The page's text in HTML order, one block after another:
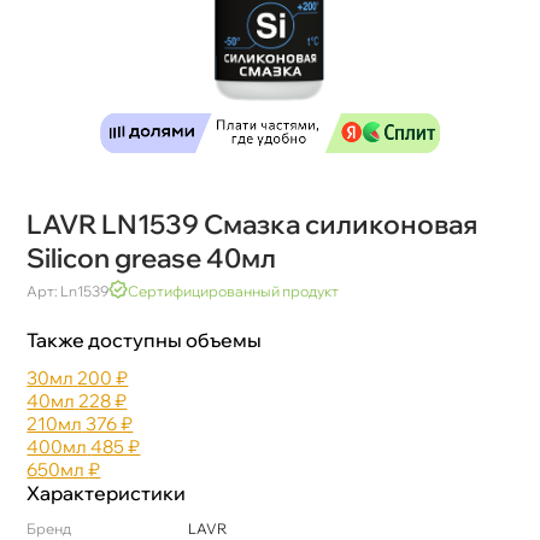
LAVR LN1539 Смазка силиконовая
Silicon grease 40мл
Арт: Ln1539 Сертифицированный продукт
Также доступны объемы
30мл 200 ₽
40мл 228 ₽
210мл 376 ₽
400мл 485 ₽
650мл ₽
Характеристики
Бренд
LAVR